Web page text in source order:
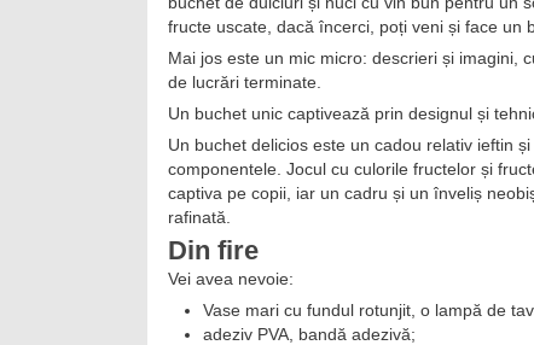
fructe uscate, dacă încerci, poți veni și face un
Mai jos este un mic micro: descrieri și imagini,
de lucrări terminate.
Un buchet unic captivează prin designul și
Un buchet delicios este un cadou relativ ieftin
componentele. Jocul cu culorile fructelor și
captiva pe copii, iar un cadru și un înveliș
rafinată.
Din fire
Vei avea nevoie:
Vase mari cu fundul rotunjit, o lampă de
adeziv PVA, bandă adezivă;